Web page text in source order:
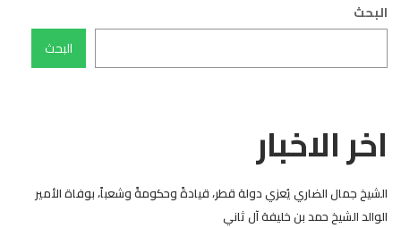
البحث
البحث
اخر الاخبار
الشيخ جمال الضاري يُعزي دولة قطر، قيادةً وحكومةً وشعباً، بوفاة الأمير
الوالد الشيخ حمد بن خليفة آل ثاني